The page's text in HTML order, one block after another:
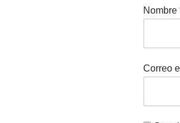
Nombre
Correo